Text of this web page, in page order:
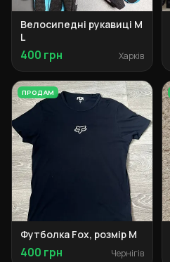
Велосипедні рукавиці M
L
400 грн Харків
ПРОДАМ
Футболка Fox, розмір М
400 грн Чернігів